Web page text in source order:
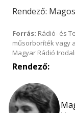
Rendező:
Forrás: Rádió- és
műsorboríték vagy
Magyar Rádió
Rendező: